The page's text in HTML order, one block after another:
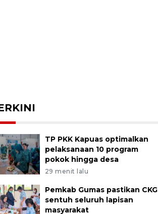
TP PKK Kapuas optimalkan
pelaksanaan 10 program
pokok hingga desa
29 menit lalu
Pemkab Gumas pastikan CKG
sentuh seluruh lapisan
masyarakat